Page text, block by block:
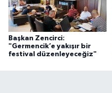
Başkan Zencirci:
"Germencik’e yakışır bir
festival düzenleyeceğiz"